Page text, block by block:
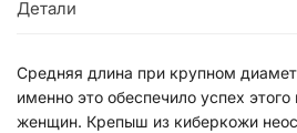
Детали
Средняя длина при крупном
именно это обеспечило успех
женщин. Крепыш из киберкожи